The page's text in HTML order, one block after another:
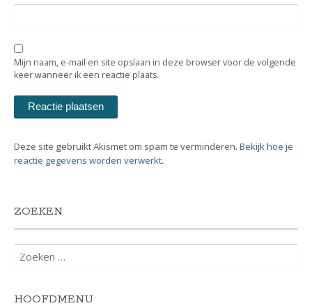
Mijn naam, e-mail en site opslaan in deze browser voor de volgende
keer wanneer ik een reactie plaats.
Deze site gebruikt Akismet om spam te verminderen. Bekijk hoe je
reactie gegevens worden verwerkt.
ZOEKEN
naar:
HOOFDMENU